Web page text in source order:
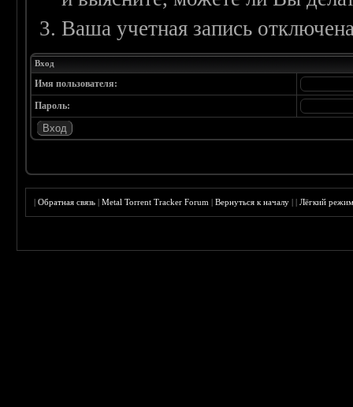
Ваша учетная запись
Вход
Имя пользователя:
Пароль:
|Обратная связь |Metal Torrent Tracker Forum |Вернуться к началу ||Лёгкий